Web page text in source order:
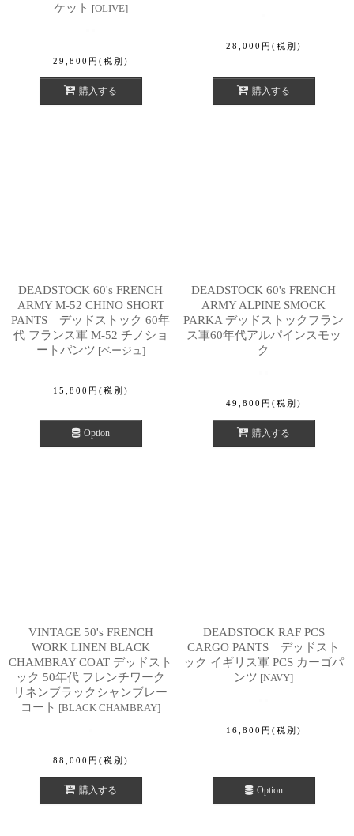
ケット [OLIVE]
29,800 円 (税別)
購入する
28,000 円 (税別)
購入する
DEADSTOCK 60's FRENCH
ARMY M-52 CHINO SHORT
PANTS デッドストック 60年
代 フランス軍 M-52 チノショ
ートパンツ [ベージュ ]
15,800 円 (税別)
Option
DEADSTOCK 60's FRENCH
ARMY ALPINE SMOCK
PARKA デッドストックフラン
ス軍60年代アルパインスモッ
ク
49,800 円 (税別)
購入する
VINTAGE 50's FRENCH
WORK LINEN BLACK
CHAMBRAY COAT デッドスト
ック 50年代 フレンチワーク
リネンブラックシャンブレー
コート [BLACK CHAMBRAY]
88,000 円 (税別)
購入する
DEADSTOCK RAF PCS
CARGO PANTS デッドスト
ック イギリス軍 PCS カーゴパ
ンツ [NAVY]
16,800 円 (税別)
Option